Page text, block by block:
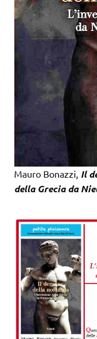
Mauro Bonazzi, Il
della Grecia da